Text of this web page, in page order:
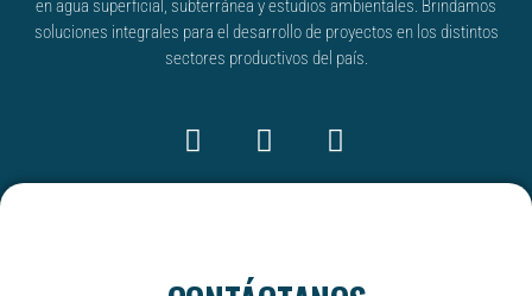
en agua superficial, subterránea y estudios ambientales. Brindamos
soluciones integrales para el desarrollo de proyectos en los distintos
sectores productivos del país.